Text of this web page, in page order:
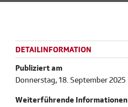
DETAILINFORMATION
Publiziert am
Donnerstag, 18. September 2025
Weiterführende Informationen